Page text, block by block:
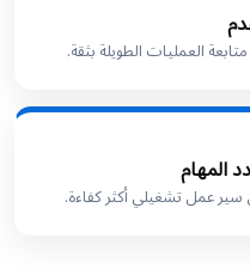
العمليات الطويلة بثقة.
المهام
عمل تشغيلي أكثر كفاءة.